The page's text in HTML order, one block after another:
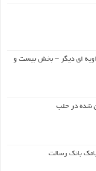
ای دیگر – بخش بیست و
شده در حلب
بانک رسالت